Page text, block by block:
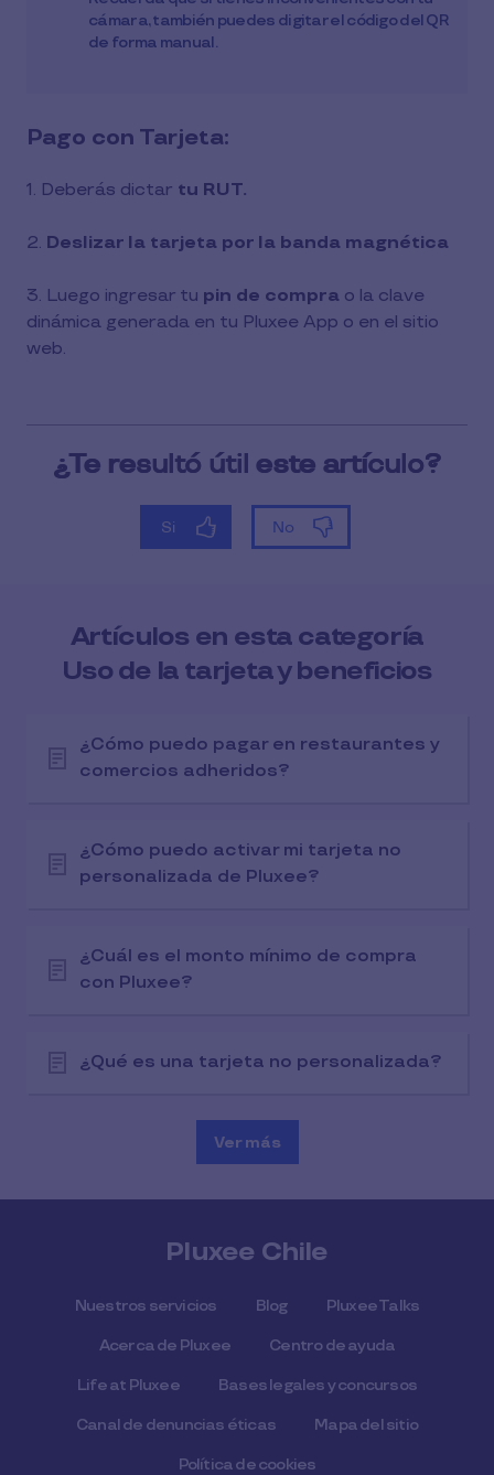
cámara, también puedes digitar el código del QR
de forma manual.
Pago con Tarjeta:
1. Deberás dictar tu RUT.
2. Deslizar la tarjeta por la banda magnética
3. Luego ingresar tu pin de compra o la clave
dinámica generada en tu Pluxee App o en el sitio
web.
Artículos en esta categoría
Uso de la tarjeta y beneficios
¿Cómo puedo pagar en restaurantes y
comercios adheridos?
¿Cómo puedo activar mi tarjeta no
personalizada de Pluxee?
¿Cuál es el monto mínimo de compra
con Pluxee?
¿Qué es una tarjeta no personalizada?
Ver más
Pluxee Chile
Nuestros servicios Blog Pluxee Talks
Acerca de Pluxee Centro de ayuda
Life at Pluxee Bases legales y concursos
Canal de denuncias éticas Mapa del sitio
Política de cookies